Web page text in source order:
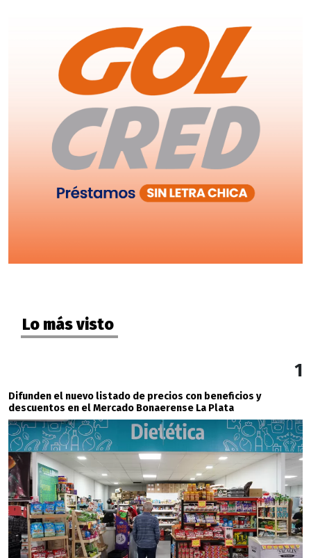
Lo más visto
1
Difunden el nuevo listado de precios con beneficios y
descuentos en el Mercado Bonaerense La Plata